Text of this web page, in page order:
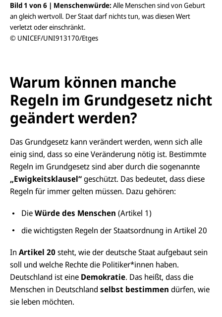
Bild 1 von 6 | Menschenwürde: Alle Menschen sind von Geburt
an gleich wertvoll. Der Staat darf nichts tun, was diesen Wert
verletzt oder einschränkt.
© UNICEF/UNI913170/Etges
n
Warum können manche
Regeln im Grundgesetz nicht
geändert werden?
Das Grundgesetz kann verändert werden, wenn sich alle
einig sind, dass so eine Veränderung nötig ist. Bestimmte
Regeln im Grundgesetz sind aber durch die sogenannte
„Ewigkeitsklausel“geschützt. Das bedeutet, dass diese
Regeln für immer gelten müssen. Dazu gehören:
DieWürde des Menschen (Artikel 1)
die wichtigsten Regeln der Staatsordnung in Artikel 20
In Artikel 20steht, wie der deutsche Staat aufgebaut sein
soll und welche Rechte die Politiker*innen haben.
Deutschland ist eine Demokratie. Das heißt, dass die
Menschen in Deutschland selbst bestimmen dürfen, wie
sie leben möchten.